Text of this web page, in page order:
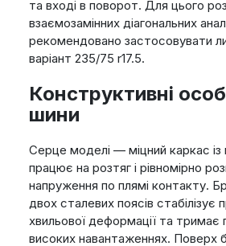
та вході в поворот. Для цього
взаємозамінних діагональних
рекомендовано застосовувати
варіант 235/75 r17.5.
Конструктивні
шини
Серце моделі — міцний каркас
працює на розтяг і рівномірно
напруження по плямі контакту.
двох сталевих поясів стабілізує
хвильової деформації та тримає
високих навантаженнях. Поверх